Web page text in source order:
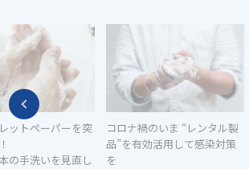
ットペーパーを突
の手洗いを見直し
コロナ禍のいま “レンタル製
品”を有効活用して感染対策
を